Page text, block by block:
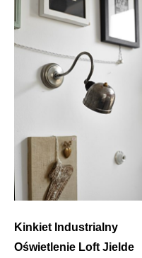
Kinkiet Industrialny
Oświetlenie Loft Jielde